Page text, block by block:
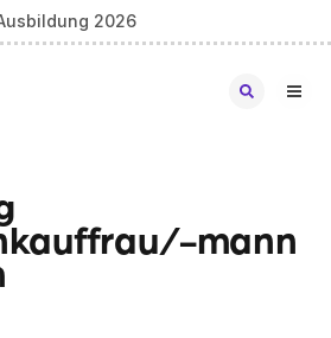
2026
mann